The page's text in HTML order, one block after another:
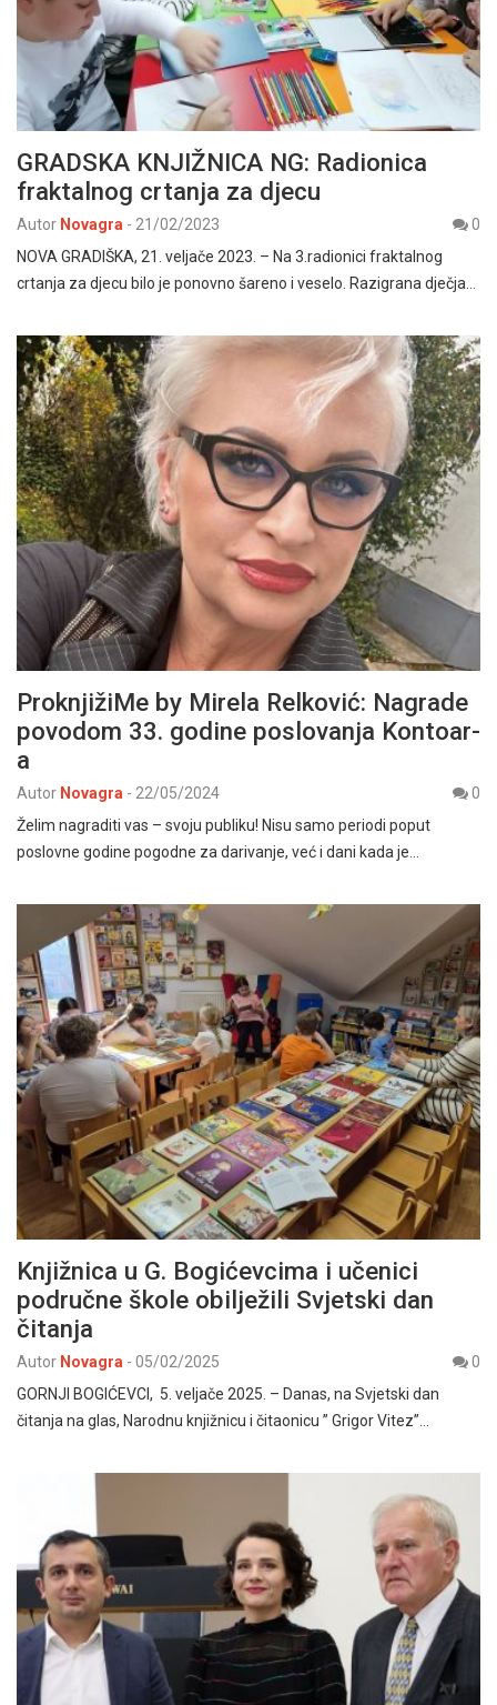
GRADSKA KNJIŽNICA NG: Radionica
fraktalnog crtanja za djecu
Autor Novagra - 21/02/2023
0
NOVA GRADIŠKA, 21. veljače 2023. – Na 3.radionici fraktalnog
crtanja za djecu bilo je ponovno šareno i veselo. Razigrana dječja…
ProknjižiMe by Mirela Relković: Nagrade
povodom 33. godine poslovanja Kontoar-
a
Autor Novagra - 22/05/2024
0
Želim nagraditi vas – svoju publiku! Nisu samo periodi poput
poslovne godine pogodne za darivanje, već i dani kada je…
Knjižnica u G. Bogićevcima i učenici
područne škole obilježili Svjetski dan
čitanja
Autor Novagra - 05/02/2025
0
GORNJI BOGIĆEVCI, 5. veljače 2025. – Danas, na Svjetski dan
čitanja na glas, Narodnu knjižnicu i čitaonicu ” Grigor Vitez”…